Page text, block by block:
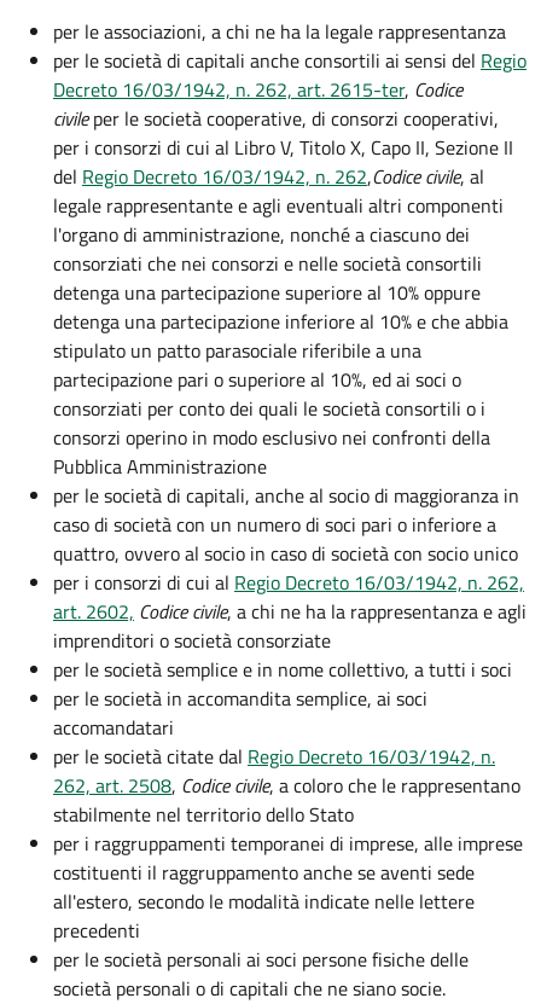
per le associazioni, a chi ne ha la legale rappresentanza
per le società di capitali anche consortili ai sensi del Regio
Decreto 16/03/1942, n. 262, art. 2615-ter, Codice
civileper le società cooperative, di consorzi cooperativi,
per i consorzi di cui al Libro V, Titolo X, Capo II, Sezione II
del Regio Decreto 16/03/1942, n. 262,Codice civile, al
legale rappresentante e agli eventuali altri componenti
l'organo di amministrazione, nonché a ciascuno dei
consorziati che nei consorzi e nelle società consortili
detenga una partecipazione superiore al 10% oppure
detenga una partecipazione inferiore al 10% e che abbia
stipulato un patto parasociale riferibile a una
partecipazione pari o superiore al 10%, ed ai soci o
consorziati per conto dei quali le società consortili o i
consorzi operino in modo esclusivo nei confronti della
Pubblica Amministrazione
per le società di capitali, anche al socio di maggioranza in
caso di società con un numero di soci pari o inferiore a
quattro, ovvero al socio in caso di società con socio unico
per i consorzi di cui al Regio Decreto 16/03/1942, n. 262,
art. 2602, Codice civile, a chi ne ha la rappresentanza e agli
imprenditori o società consorziate
per le società semplice e in nome collettivo, a tutti i soci
per le società in accomandita semplice, ai soci
accomandatari
per le società citate dal Regio Decreto 16/03/1942, n.
262, art. 2508, Codice civile, a coloro che le rappresentano
stabilmente nel territorio dello Stato
per i raggruppamenti temporanei di imprese, alle imprese
costituenti il raggruppamento anche se aventi sede
all'estero, secondo le modalità indicate nelle lettere
precedenti
per le società personali ai soci persone fisiche delle
società personali o di capitali che ne siano socie.